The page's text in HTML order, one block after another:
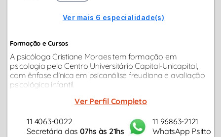
Ver mais 6 especialidade(s)
Formação e Cursos
A psicóloga Cristiane Moraes tem formação em
psicologia pelo Centro Universitário Capital-Unicapital,
com ênfase clínica em psicanálise freudiana e avaliação
psicológica infantil.
Ver Perfil Completo
11 4063-0022
Secretária das 07hs às 21hs
11 96863-2121
WhatsApp Psitto